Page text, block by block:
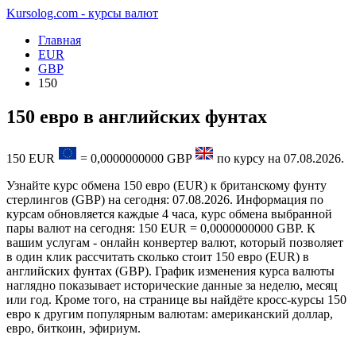
Kursolog.com - курсы валют
Главная
EUR
GBP
150
150 евро в английских фунтах
150 EUR = 0,0000000000 GBP по курсу на 07.08.2026.
Узнайте курс обмена 150 евро (EUR) к британскому фунту
стерлингов (GBP) на сегодня: 07.08.2026. Информация по
курсам обновляется каждые 4 часа, курс обмена выбранной
пары валют на сегодня: 150 EUR = 0,0000000000 GBP. К
вашим услугам - онлайн конвертер валют, который позволяет
в один клик рассчитать сколько стоит 150 евро (EUR) в
английских фунтах (GBP). График изменения курса валюты
наглядно показывает исторические данные за неделю, месяц
или год. Кроме того, на странице вы найдёте кросс-курсы 150
евро к другим популярным валютам: американский доллар,
евро, биткоин, эфириум.